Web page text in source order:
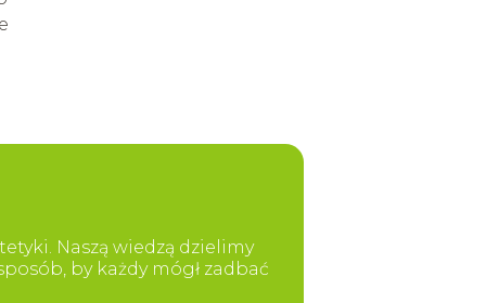
Naszą wiedzą dzielimy
by każdy mógł zadbać